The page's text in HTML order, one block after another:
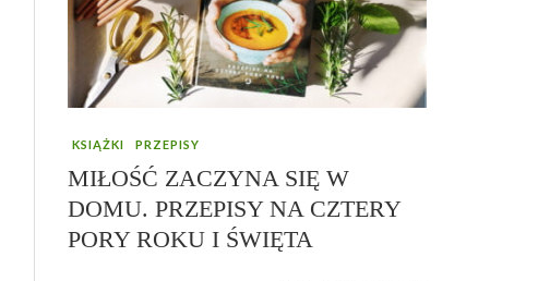
KSIĄŻKI PRZEPISY
MIŁOŚĆ ZACZYNA SIĘ W
DOMU. PRZEPISY NA CZTERY
PORY ROKU I ŚWIĘTA